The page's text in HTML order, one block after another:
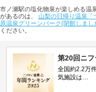
市ノ瀬駅の塩化物泉が楽しめる温
があるのは、 山梨の日帰り温泉「
原温泉グリーンパーク(閉館しまし
ください。
第20回ニ
全国約2.2万
気施設は…